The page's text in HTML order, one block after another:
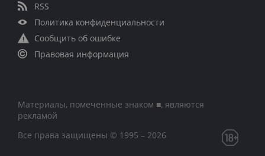
RSS
Политика конфиденциальности
Сообщить об ошибке
Правовая информация
Материалы, помеченные знаком ■, являются
рекламой
Все права защищены © 1995 – 2026